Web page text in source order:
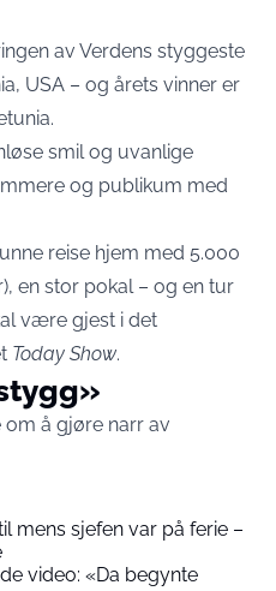
av Verdens styggeste
USA – og årets vinner er
smil og uvanlige
og publikum med
reise hjem med 5.000
en stor pokal – og en tur
være gjest i det
Today Show.
om å gjøre narr av
mens sjefen var på ferie –
video: «Da begynte